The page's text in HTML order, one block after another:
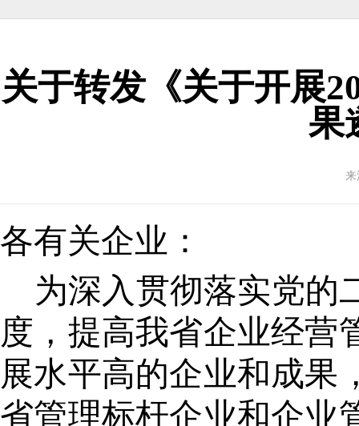
关于转发《关于开展
果
各有关企业：
为深入贯彻落实党的
度，提高我省企业经营
展水平高的企业和成果
省管理标杆企业和企业